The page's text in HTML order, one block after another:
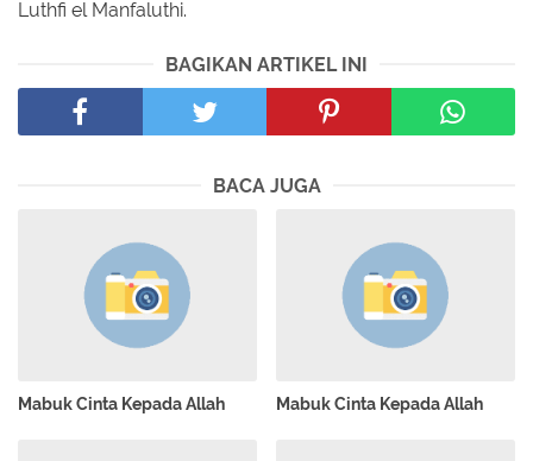
Luthfi el Manfaluthi.
BAGIKAN ARTIKEL INI
BACA JUGA
Mabuk Cinta Kepada Allah Mabuk Cinta Kepada Allah